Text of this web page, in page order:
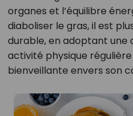
organes et l’équilibre
diaboliser le gras, il est
durable, en adoptant une
activité physique
bienveillante envers son